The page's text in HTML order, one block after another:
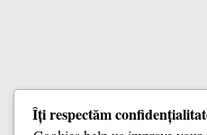
Îți respectăm